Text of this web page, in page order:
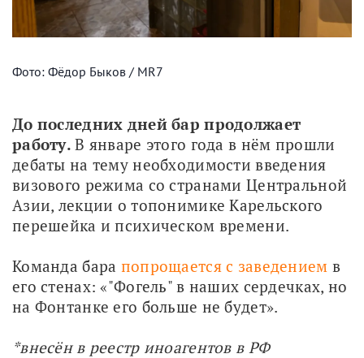
Фото: Фёдор Быков / MR7
До последних дней бар продолжает
работу. В январе этого года в нём прошли
дебаты на тему необходимости введения
визового режима со странами Центральной
Азии, лекции о топонимике Карельского
перешейка и психическом времени.
Команда бара попрощается с заведением в
его стенах: «"Фогель" в наших сердечках, но
на Фонтанке его больше не будет».
*внесён в реестр иноагентов в РФ